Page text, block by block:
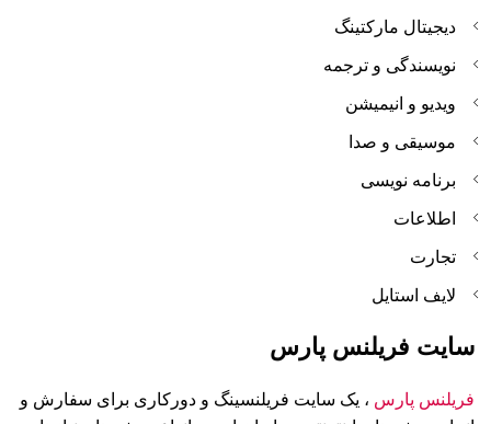
دیجیتال مارکتینگ
نویسندگی و ترجمه
ویدیو و انیمیشن
موسیقی و صدا
برنامه نویسی
اطلاعات
تجارت
لایف استایل
سایت فریلنس پارس
فریلنس پارس ، یک سایت فریلنسینگ و دورکاری برای سفارش و